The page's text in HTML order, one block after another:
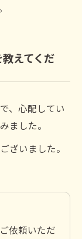
えてくだ
、心配してい
ました。
ざいました。
依頼いただ